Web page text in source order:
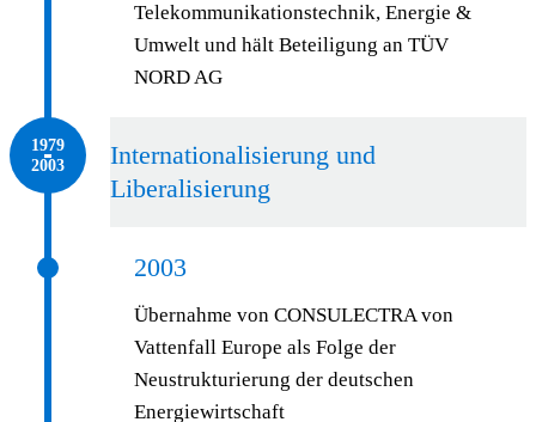
Telekommunikationstechnik, Energie &
Umwelt und hält Beteiligung an TÜV
NORD AG
1979 – 2003
1979
2003
Internationalisierung und
Liberalisierung
2003
Übernahme von CONSULECTRA von
Vattenfall Europe als Folge der
Neustrukturierung der deutschen
Energiewirtschaft